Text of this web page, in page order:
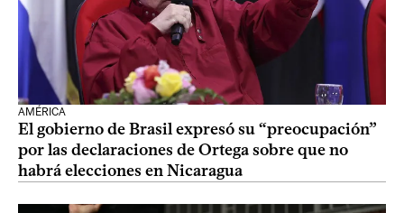
AMÉRICA
El gobierno de Brasil expresó su “preocupación”
por las declaraciones de Ortega sobre que no
habrá elecciones en Nicaragua